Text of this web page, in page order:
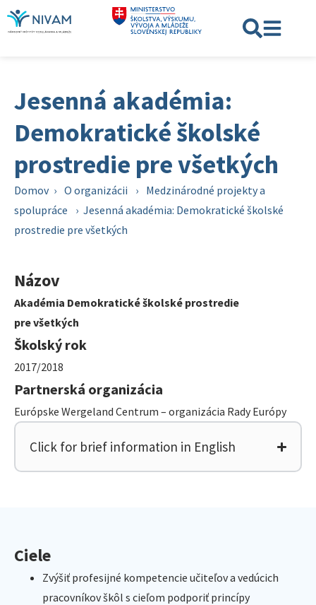
Jesenná akadémia:
Demokratické školské
prostredie pre všetkých
Domov › O organizácii › Medzinárodné projekty a
spolupráce
› Jesenná akadémia: Demokratické školské
prostredie pre všetkých
Názov
Akadémia Demokratické školské prostredie
pre všetkých
Školský rok
2017/2018
Partnerská organizácia
Európske Wergeland Centrum – organizácia Rady Európy
Click for brief information in English
Ciele
Zvýšiť profesijné kompetencie učiteľov a vedúcich
pracovníkov škôl s cieľom podporiť princípy